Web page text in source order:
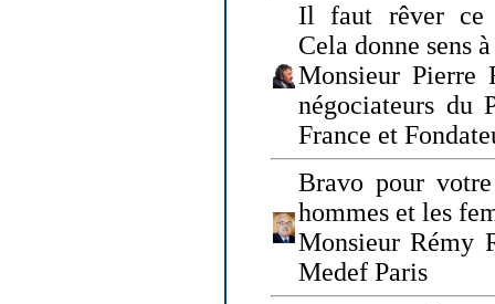
Il faut rêver ce
Cela donne sens
Monsieur Pierre
négociateurs du
France et
Bravo pour
hommes et les
Monsieur Rémy
Medef Paris